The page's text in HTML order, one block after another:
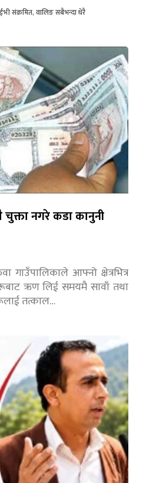
संक्रमित, वालिङ सबैभन्दा धेरै
नगरे कडा कानुनी
गाउँपालिकाले आफ्नो क्षेत्रभित्र
ऋण लिई समयमै सावाँ तथा
तत्काल…